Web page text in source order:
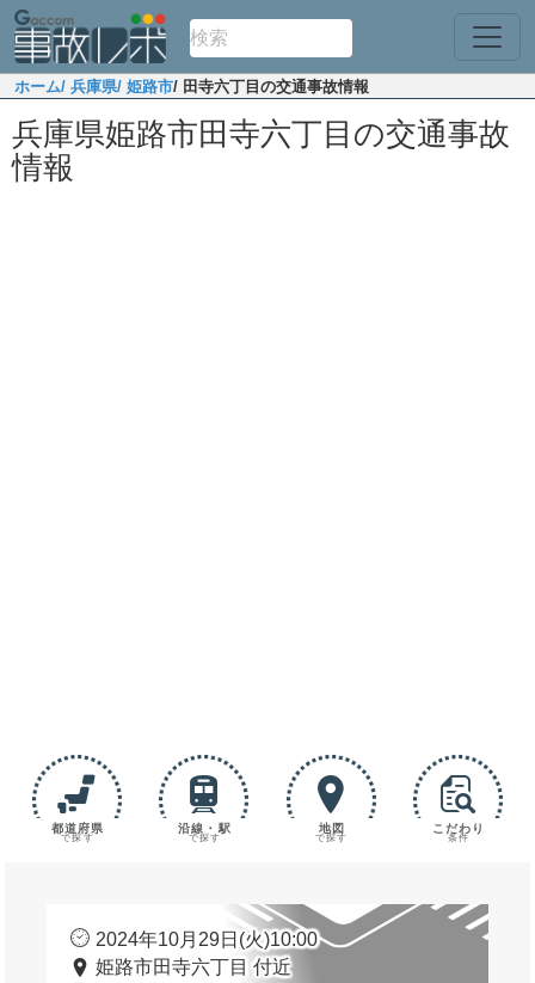
ホーム/ 兵庫県/ 姫路市/ 田寺六丁目の交通事故情報
兵庫県姫路市田寺六丁目の交通事故
情報
都道府県
で探す
沿線・駅
で探す
地図
で探す
こだわり
条件
2024年10月29日(火)10:00
姫路市田寺六丁目 付近